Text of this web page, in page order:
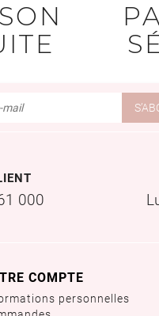
000
COMPTE
personnelles